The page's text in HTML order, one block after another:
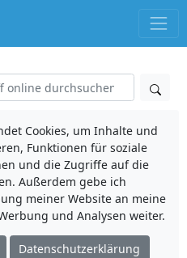
Cookies, um Inhalte und
Funktionen für soziale
und die Zugriffe auf die
Außerdem gebe ich
meiner Website an meine
und Analysen weiter.
Datenschutzerklärung